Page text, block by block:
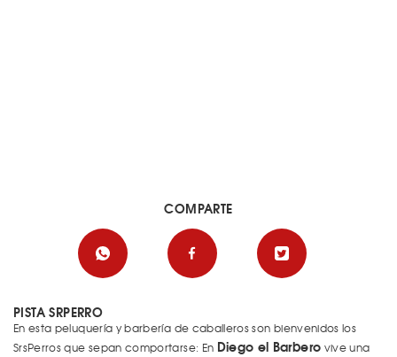
PISTA SRPERRO
En esta peluquería y barbería de caballeros son bienvenidos los
SrsPerros que sepan comportarse: En Diego el Barbero vive una
COMPARTE